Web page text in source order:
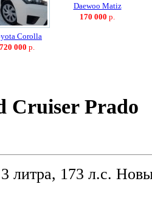
Corolla
720 000 р.
Daewoo Matiz
170 000 р.
Cruiser Prado
литра, 173 л.с.